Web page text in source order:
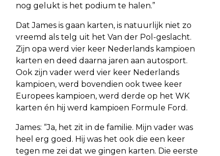
nog gelukt is het podium te halen.”
Dat James is gaan karten, is natuurlijk niet zo
vreemd als telg uit het Van der Pol-geslacht.
Zijn opa werd vier keer Nederlands kampioen
karten en deed daarna jaren aan autosport.
Ook zijn vader werd vier keer Nederlands
kampioen, werd bovendien ook twee keer
Europees kampioen, werd derde op het WK
karten én hij werd kampioen Formule Ford.
James: “Ja, het zit in de familie. Mijn vader was
heel erg goed. Hij was het ook die een keer
tegen me zei dat we gingen karten. Die eerste